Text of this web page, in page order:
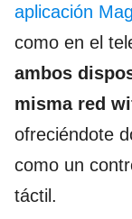
aplicación
como en el
ambos
misma red
ofreciéndote
como un
táctil.